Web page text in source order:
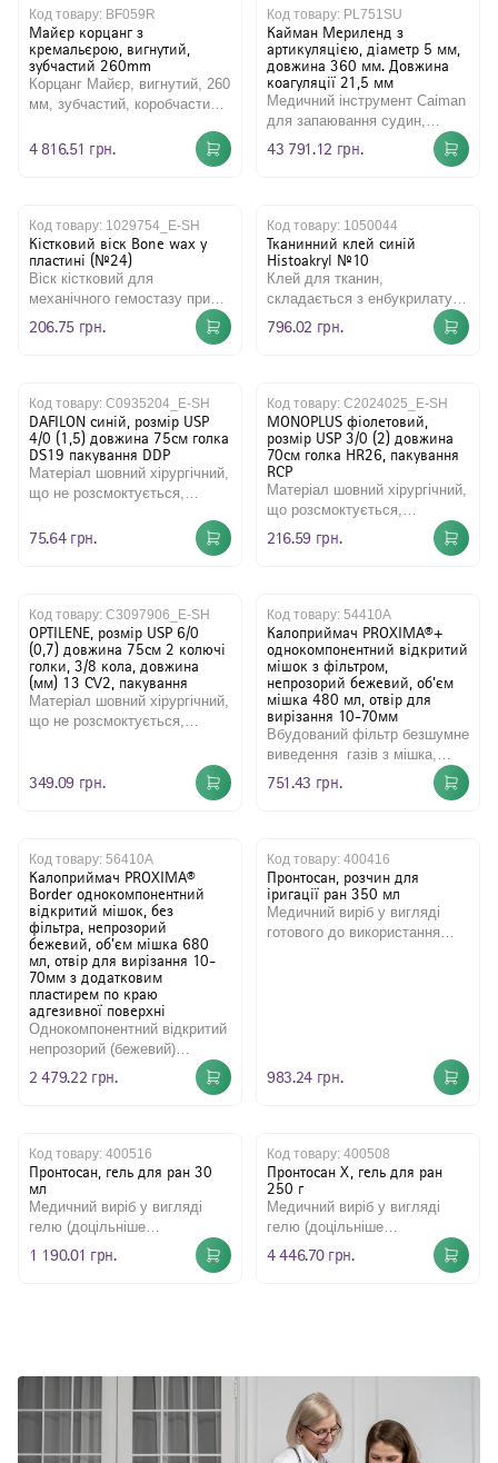
Код товару: BF059R
Майєр корцанг з
кремальєрою, вигнутий,
зубчастий 260mm
Корцанг Майєр, вигнутий, 260
мм, зубчастий, коробчастий
нестерильний, багатора..
4 816.51 грн.
Код товару: PL751SU
Кайман Мериленд з
артикуляцією, діаметр 5 мм,
довжина 360 мм. Довжина
коагуляції 21,5 мм
Медичний інструмент Caiman
для запаювання судин,
коагуляції та розрізання
тканин. Призначений для ви..
43 791.12 грн.
Код товару: 1029754_E-SH
Кістковий віск Bone wax у
пластині (№24)
Віск кістковий для
механічного гемостазу при
кровотечах з кісткової
тканини, є стерильною
206.75 грн.
Код товару: 1050044
Тканинний клей синій
Histoakryl №10
Клей для тканин,
складається з енбукрилату,
забарвлений в синій колір.
Призначений для закриття
796.02 грн.
Код товару: C0935204_E-SH
DAFILON синій, розмір USP
4/0 (1,5) довжина 75см голка
DS19 пакування DDP
Матеріал шовний хірургічний,
що не розсмоктується,
поліаміду, синій, розм..
75.64 грн.
Код товару: C2024025_E-SH
MONOPLUS фіолетовий,
розмір USP 3/0 (2) довжина
70см голка HR26, пакування
RCP
Матеріал шовний хірургічний,
що розсмоктується,
монофіламентний, з
полідіоксанона. Матеріал
216.59 грн.
Код товару: C3097906_E-SH
OPTILENE, розмір USP 6/0
(0,7) довжина 75см 2 колючі
голки, 3/8 кола, довжина
(мм) 13 CV2, пакування
Матеріал шовний хірургічний,
що не розсмоктується,
складається з поліпропілену
з до..
349.09 грн.
Код товару: 54410A
Калоприймач РRОХІМА®+
однокомпонентний відкритий
мішок з фільтром,
непрозорий бежевий, об’єм
мішка 480 мл, отвір для
вирізання 10-70мм
Вбудований фільтр безшумне
виведення газів з мішка,
нейтралізуючи запах і
запобігає злип..
751.43 грн.
Код товару: 56410A
Калоприймач РRОХІМА®
Border однокомпонентний
відкритий мішок, без
фільтра, непрозорий
бежевий, об’єм мішка 680
мл, отвір для вирізання 10-
70мм з додатковим
пластирем по краю
адгезивної поверхні
Однокомпонентний відкритий
непрозорий (бежевий)
калоприймач з додатковим
пластирем по краю
2 479.22 грн.
Код товару: 400416
Пронтосан, розчин для
іригації ран 350 мл
Медичний виріб у вигляді
готового до використання
983.24 грн.
Код товару: 400516
Пронтосан, гель для ран 30
мл
Медичний виріб у вигляді
гелю (доцільніше
використання для глибоких,
але невеликих за обсягом
1 190.01 грн.
Код товару: 400508
Пронтосан Х, гель для ран
250 г
Медичний виріб у вигляді
гелю (доцільніше
використання для
неглибоких, але великих за
4 446.70 грн.